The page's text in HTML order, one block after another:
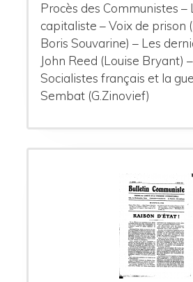
Procès des Communistes –
capitaliste – Voix de prison
Boris Souvarine) – Les
John Reed (Louise Bryant)
Socialistes français et la
Sembat (G.Zinovief)